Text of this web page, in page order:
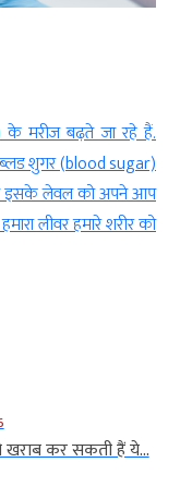
के मरीज बढ़ते जा रहे हैं.
ब्लड शुगर (blood sugar)
इसके लेवल को अपने आप
लीवर हमारे शरीर को
कर सकती हैं ये...